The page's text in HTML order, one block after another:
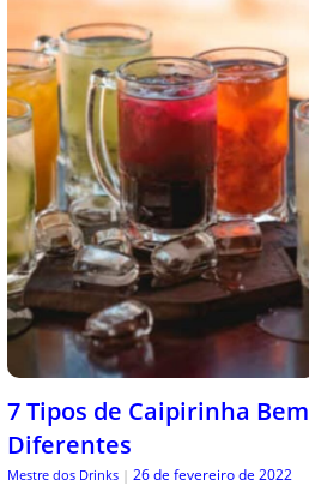
7 Tipos de Caipirinha Bem
Diferentes
Mestre dos Drinks | 26 de fevereiro de 2022